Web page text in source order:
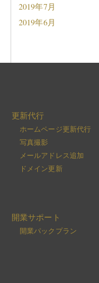
2019年7月
2019年6月
更新代行
ホームページ更新代行
写真撮影
メールアドレス追加
ドメイン更新
開業サポート
開業パックプラン